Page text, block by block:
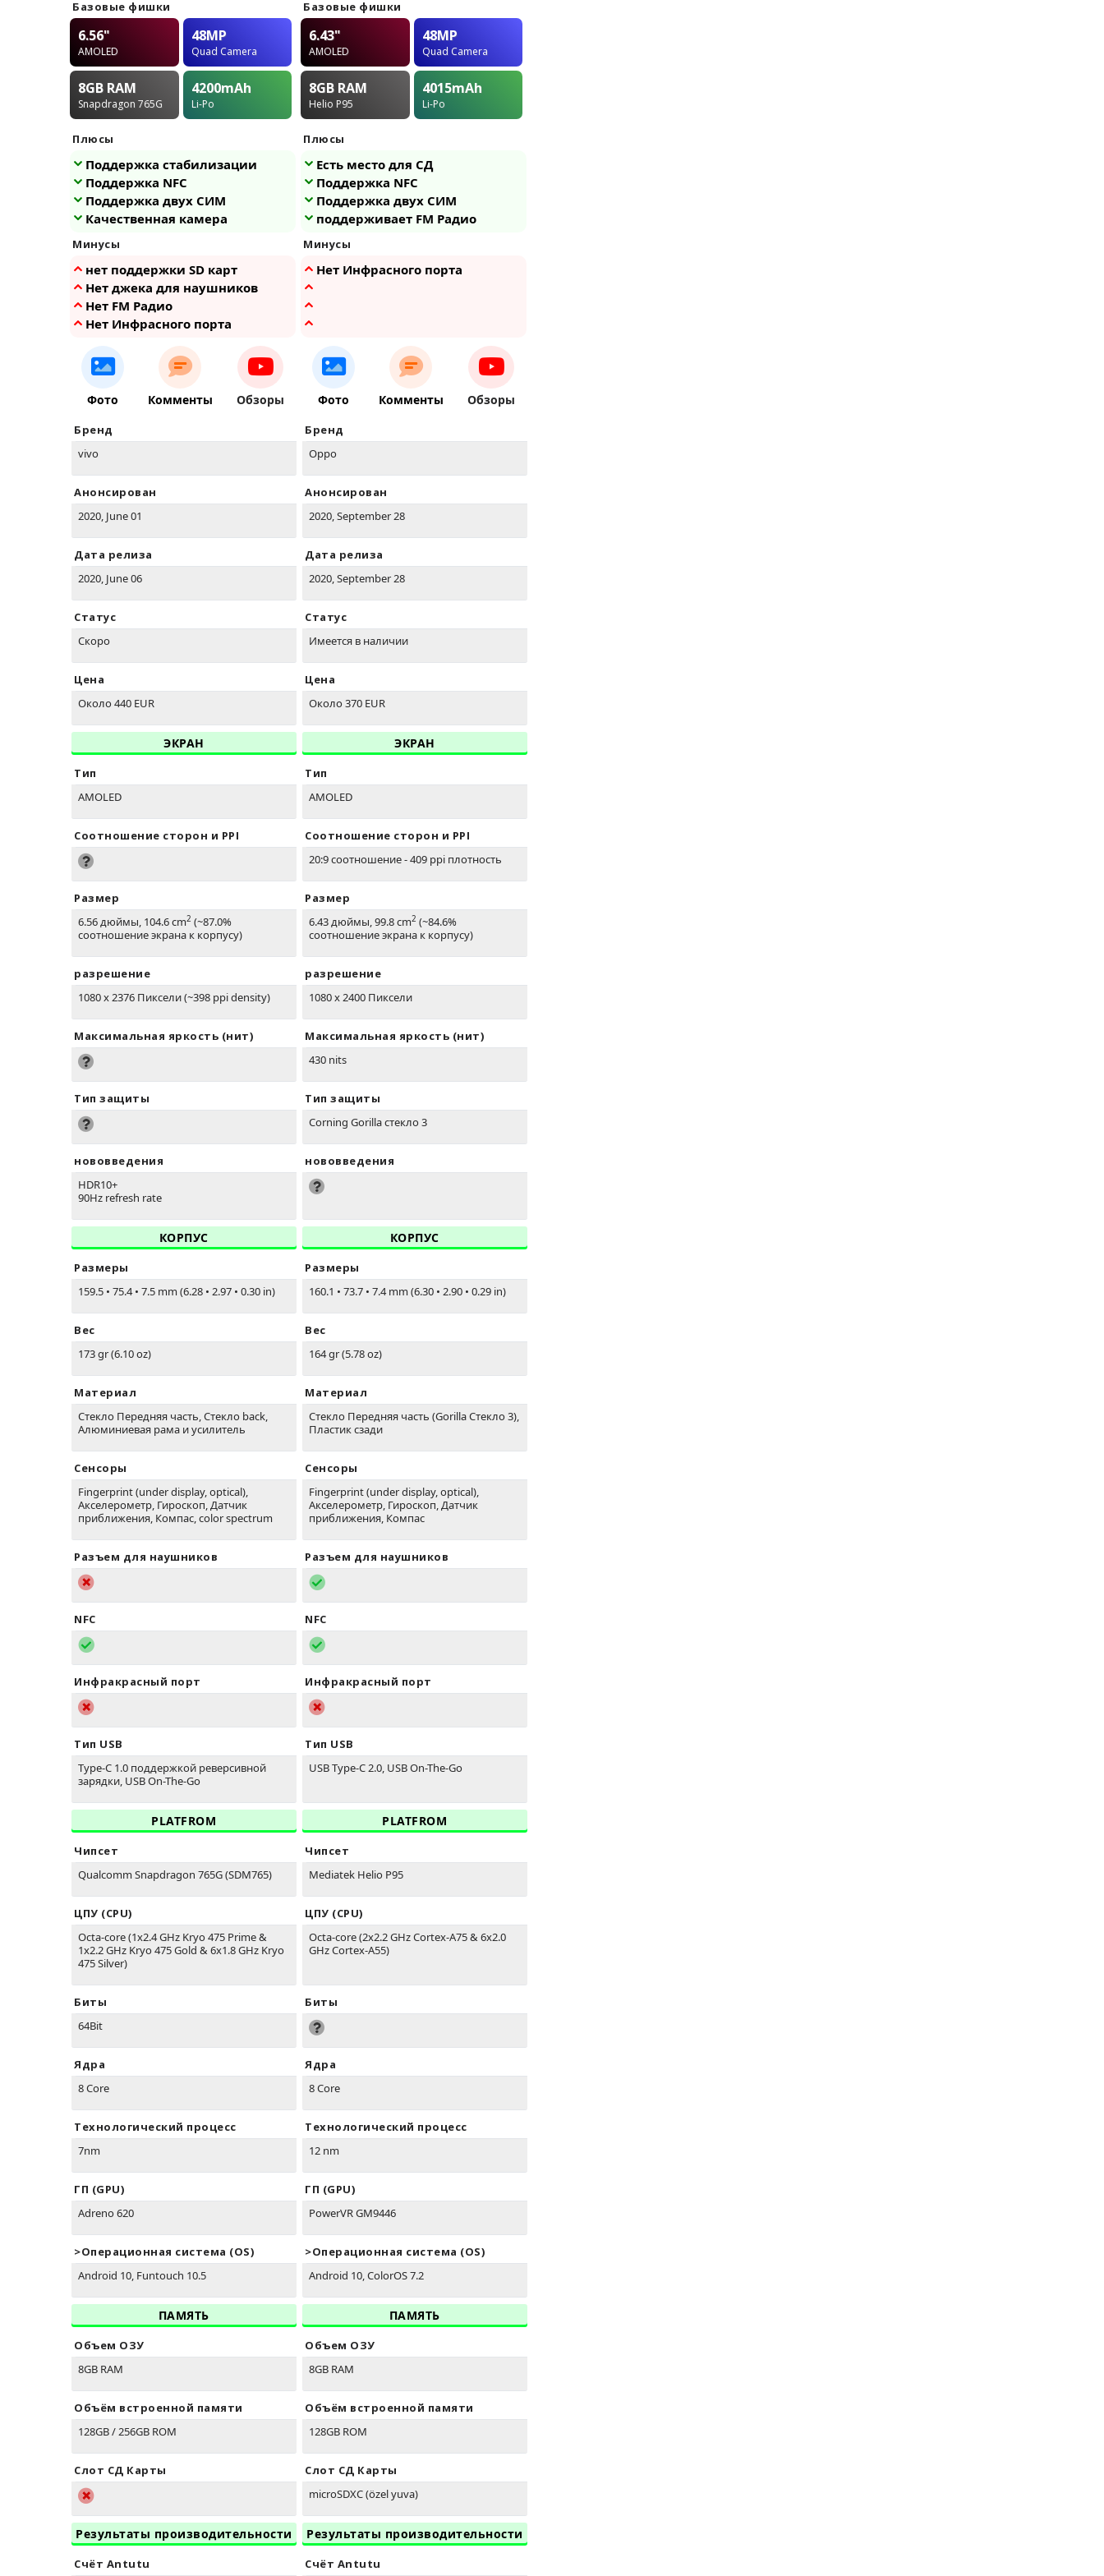
Базовые фишки
6.56"
AMOLED
48MP
Quad Camera
8GB RAM
Snapdragon 765G
4200mAh
Li-Po
Плюсы
Поддержка стабилизации
Поддержка NFC
Поддержка двух СИМ
Качественная камера
Минусы
нет поддержки SD карт
Нет джека для наушников
Нет FM Радио
Нет Инфрасного порта
Фото Комменты Обзоры
Бренд
vivo
Анонсирован
2020, June 01
Дата релиза
2020, June 06
Статус
Скоро
Цена
Около 440 EUR
ЭКРАН
Тип
AMOLED
Соотношение сторон и PPI
Размер
6.56 дюймы, 104.6 cm2 (~87.0%
соотношение экрана к корпусу)
разрешение
1080 x 2376 Пиксели (~398 ppi density)
Максимальная яркость (нит)
Тип защиты
нововведения
HDR10+
90Hz refresh rate
КОРПУС
Размеры
159.5 • 75.4• 7.5 mm (6.28 • 2.97 • 0.30 in)
Вес
173 gr (6.10 oz)
Материал
Стекло Передняя часть, Стекло back,
Алюминиевая рама и усилитель
Сенсоры
Fingerprint (under display, optical),
Акселерометр, Гироскоп, Датчик
приближения, Компас, color spectrum
Разъем для наушников
NFC
Инфракрасный порт
Тип USB
Type-C 1.0 поддержкой реверсивной
зарядки, USB On-The-Go
PLATFROM
Чипсет
Qualcomm Snapdragon 765G (SDM765)
ЦПУ (CPU)
Octa-core (1x2.4 GHz Kryo 475 Prime &
1x2.2 GHz Kryo 475 Gold & 6x1.8 GHz Kryo
475 Silver)
Биты
64Bit
Ядра
8 Core
Технологический процесс
7nm
ГП (GPU)
Adreno 620
>Oперационная система (OS)
Android 10, Funtouch 10.5
ПАМЯТЬ
Объем ОЗУ
8GB RAM
Объём встроенной памяти
128GB / 256GB ROM
Слот СД Карты
Результаты производительности
Счёт Antutu
Базовые фишки
6.43"
AMOLED
48MP
Quad Camera
8GB RAM
Helio P95
4015mAh
Li-Po
Плюсы
Есть место для СД
Поддержка NFC
Поддержка двух СИМ
поддерживает FM Радио
Минусы
Нет Инфрасного порта
Фото Комменты Обзоры
Бренд
Oppo
Анонсирован
2020, September 28
Дата релиза
2020, September 28
Статус
Имеется в наличии
Цена
Около 370 EUR
ЭКРАН
Тип
AMOLED
Соотношение сторон и PPI
20:9 соотношение - 409 ppi плотность
Размер
6.43 дюймы, 99.8 cm2 (~84.6%
соотношение экрана к корпусу)
разрешение
1080 x 2400 Пиксели
Максимальная яркость (нит)
430 nits
Тип защиты
Corning Gorilla стекло 3
нововведения
КОРПУС
Размеры
160.1 • 73.7 • 7.4 mm (6.30 • 2.90 • 0.29 in)
Вес
164 gr (5.78 oz)
Материал
Стекло Передняя часть (Gorilla Стекло 3),
Пластик сзади
Сенсоры
Fingerprint (under display, optical),
Акселерометр, Гироскоп, Датчик
приближения, Компас
Разъем для наушников
NFC
Инфракрасный порт
Тип USB
USB Type-C 2.0, USB On-The-Go
PLATFROM
Чипсет
Mediatek Helio P95
ЦПУ (CPU)
Octa-core (2x2.2 GHz Cortex-A75 & 6x2.0
GHz Cortex-A55)
Биты
Ядра
8 Core
Технологический процесс
12 nm
ГП (GPU)
PowerVR GM9446
>Oперационная система (OS)
Android 10, ColorOS 7.2
ПАМЯТЬ
Объем ОЗУ
8GB RAM
Объём встроенной памяти
128GB ROM
Слот СД Карты
microSDXC (özel yuva)
Результаты производительности
Счёт Antutu